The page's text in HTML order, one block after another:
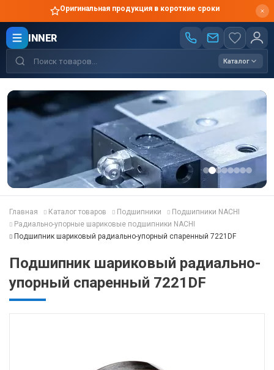
Оригинальная продукция в короткие сроки
INNER
Каталог
Главная Каталог товаров Подшипники
Подшипники NACHI
Радиально-упорные шариковые подшипники NACHI
Подшипник шариковый радиально-упорный спаренный 7221DF
Подшипник шариковый радиально-
упорный спаренный 7221DF